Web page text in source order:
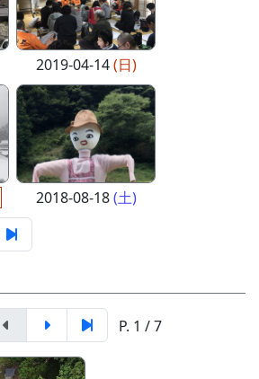
2019-04-14(日)
2018-08-18(土)
P. 1 / 7